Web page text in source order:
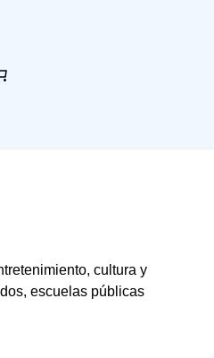
cultura y
escuelas públicas